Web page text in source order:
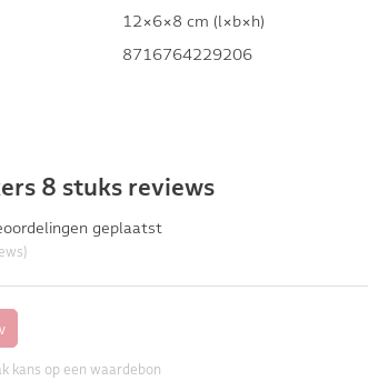
12×6×8 cm (l×b×h)
8716764229206
8 stuks reviews
geplaatst
kans op een waardebon